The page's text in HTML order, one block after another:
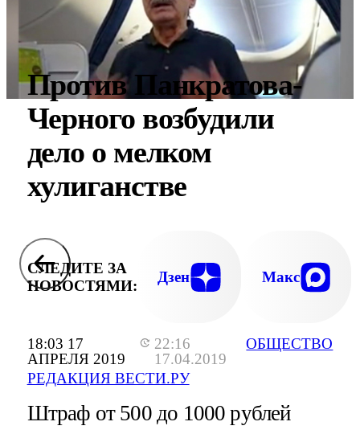
18:03 17
АПРЕЛЯ 2019
22:16
17.04.2019
РЕДАКЦИЯ ВЕСТИ.РУ
ОБЩЕСТВО
Против Панкратова-
Черного возбудили
дело о мелком
хулиганстве
СЛЕДИТЕ ЗА
НОВОСТЯМИ:
Дзен Макс
Штраф от 500 до 1000 рублей